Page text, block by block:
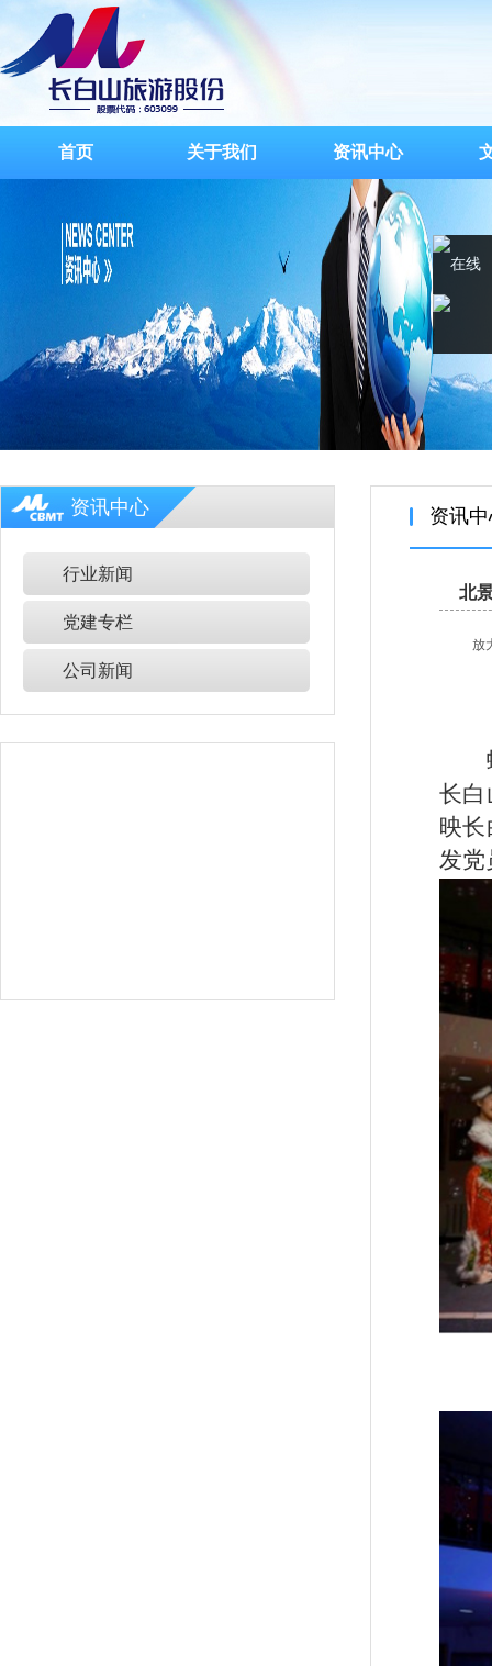
首页 关于我们 资讯中心
资讯中心
行业新闻
党建专栏
公司新闻
资讯
北
放
长白
映长
发党
在线